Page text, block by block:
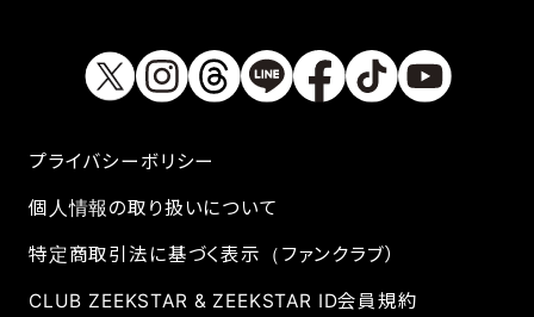
プライバシーボリシー
個人情報の取り扱いについて
特定商取引法に基づく表示（ファンクラブ）
CLUB ZEEKSTAR & ZEEKSTAR ID会員規約